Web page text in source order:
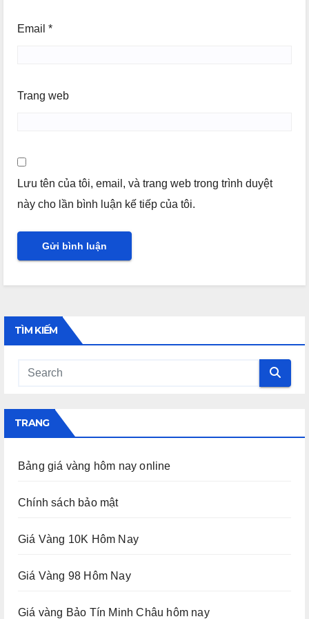
Email *
Trang web
Lưu tên của tôi, email, và trang web trong trình duyệt
này cho lần bình luận kế tiếp của tôi.
TÌM KIẾM
TRANG
Bảng giá vàng hôm nay online
Chính sách bảo mật
Giá Vàng 10K Hôm Nay
Giá Vàng 98 Hôm Nay
Giá vàng Bảo Tín Minh Châu hôm nay